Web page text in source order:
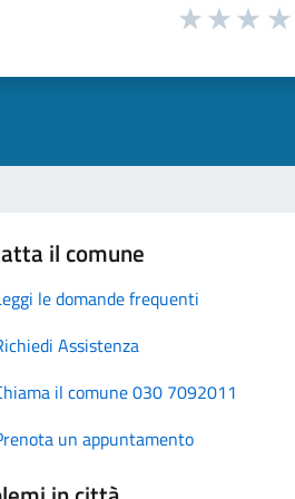
il comune
le domande frequenti
Assistenza
il comune 030 7092011
un appuntamento